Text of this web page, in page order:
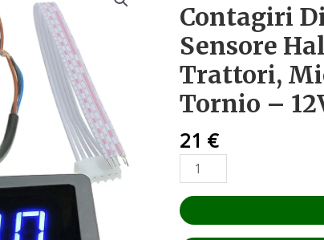
Contagiri
Sensore
Trattori,
Tornio –
21 €
LED
con
Sensore
Hall
NPN
Trattori,
Mietitrebbie
e
Tornio
–